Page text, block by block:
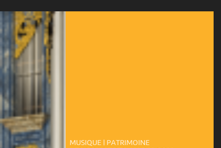
MUSIQUE | PATRIMOINE